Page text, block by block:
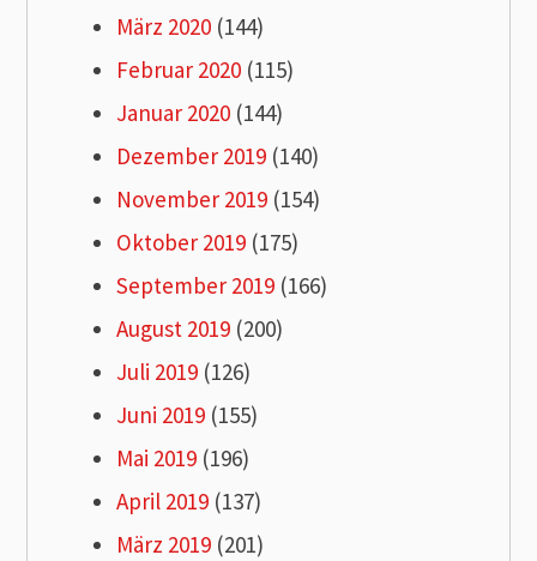
März 2020 (144)
Februar 2020 (115)
Januar 2020 (144)
Dezember 2019 (140)
November 2019 (154)
Oktober 2019 (175)
September 2019 (166)
August 2019 (200)
Juli 2019 (126)
Juni 2019 (155)
Mai 2019 (196)
April 2019 (137)
März 2019 (201)